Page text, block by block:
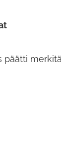
päätti